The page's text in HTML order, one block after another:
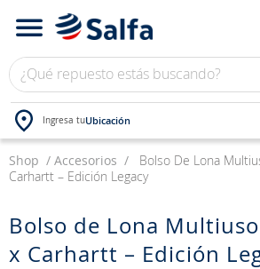
¿Qué repuesto estás buscando?
Ingresa tuUbicación
Shop Accesorios
Bolso De Lona
Carhartt – Edición Legacy
Bolso de Lona
x Carhartt – Edición
TÉRMINOS MÁS BUSCADOS
2.
neumáticos
3.
westlake